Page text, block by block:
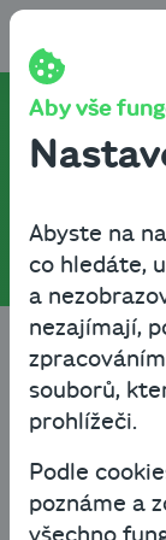
Přeskočit na
Cashbot
Slovník
Filtrovat
A B
Filtrovat
L M
Aby vše
Abyste na
co hledáte,
a
nezajímají,
souborů,
prohlížeči.
Podle
poznáme a
všechno